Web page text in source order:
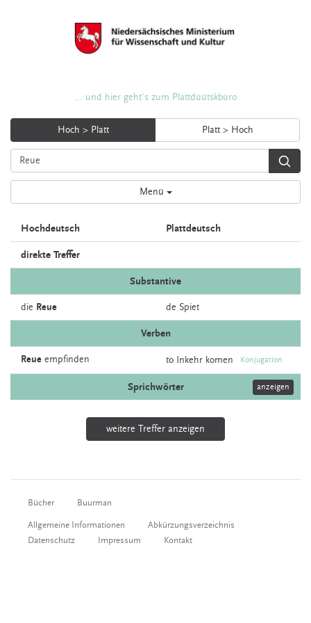
... und hier geht's zum Plattdüütskbüro
Hoch > Platt Platt > Hoch
Menü
Hochdeutsch Plattdeutsch
direkte Treffer
Substantive
die Reue de Spiet
Verben
Reue empfinden to Inkehr komen Konjugation
Sprichwörter anzeigen
weitere Treffer anzeigen
Bücher Buurman
Allgemeine Informationen
Abkürzungsverzeichnis
Datenschutz
Impressum Kontakt